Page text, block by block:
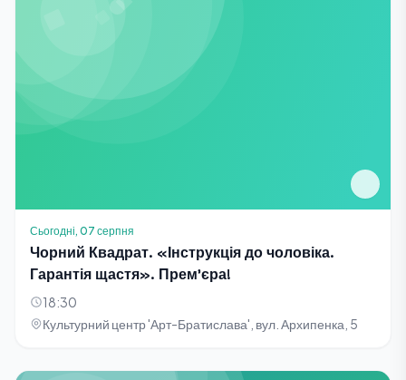
Сьогодні, 07 серпня
Чорний Квадрат. «Інструкція до чоловіка.
Гарантія щастя». Прем'єра!
18:30
Культурний центр 'Арт-Братислава', вул. Архипенка, 5